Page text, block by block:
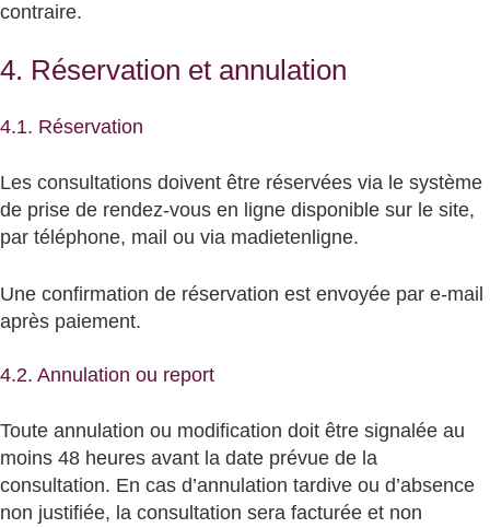
contraire.
4. Réservation et annulation
4.1. Réservation
Les consultations doivent être réservées via le système
de prise de rendez-vous en ligne disponible sur le site,
par téléphone, mail ou via madietenligne.
Une confirmation de réservation est envoyée par e-mail
après paiement.
4.2. Annulation ou report
Toute annulation ou modification doit être signalée au
moins 48 heures avant la date prévue de la
consultation. En cas d’annulation tardive ou d’absence
non justifiée, la consultation sera facturée et non